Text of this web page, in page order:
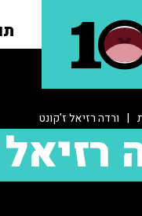
| ורדה רזיאל ז'קונט